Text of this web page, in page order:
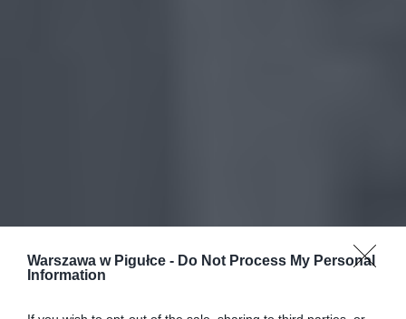
Warszawa w Pigułce - Do Not Process My Personal
Information